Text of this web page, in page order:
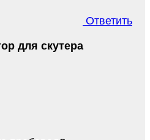
Ответить
для скутера